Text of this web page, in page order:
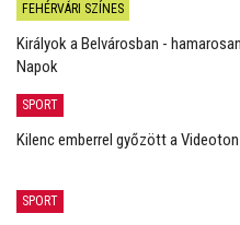
FEHÉRVÁRI SZÍNES
Királyok a Belvárosban -
Napok
SPORT
Kilenc emberrel győzött a
SPORT